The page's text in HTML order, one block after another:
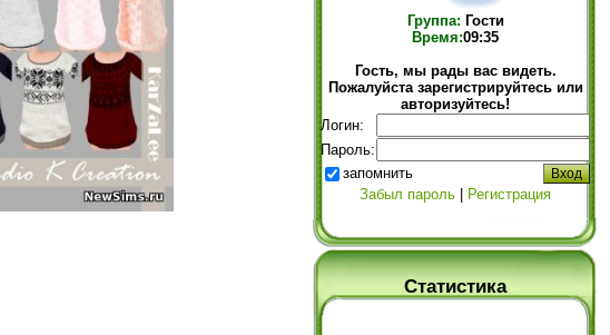
Группа: Гости
Время:09:35
Гость, мы рады вас видеть.
Пожалуйста зарегистрируйтесь или
авторизуйтесь!
Логин:
Пароль:
запомнить
Забыл пароль
Регистрация
Статистика